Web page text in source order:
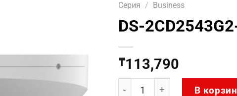
Серия / Business
DS-
₸113,790
Количество товара DS-
В